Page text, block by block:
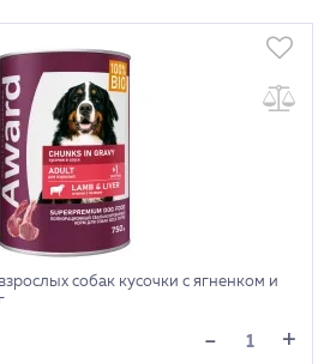
собак кусочки с ягненком и
- +